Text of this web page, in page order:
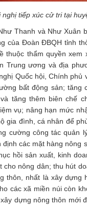
nghị tiếp xúc cử tri tại
Thanh và Như Xuân
của Đoàn ĐBQH tỉnh
thuộc thẩm quyền xem
Trung ương và địa
Quốc hội, Chính phủ
bất động sản; tăng
tăng thêm biên chế
vụ; nâng hạn mức
gia đình, cá nhân để
cường công tác quản
các mặt hàng nông
hồi sản xuất, kinh
cho nông dân; thu hút
thôn, nhất là xây dựng
các xã miền núi còn
dựng nông thôn mới